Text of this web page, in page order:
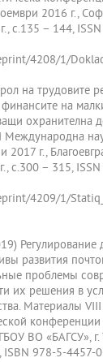
2016 г.,
с.135 – 144,
4208/1/
на трудовите
на
охранителна
Международна
г.,
с.300 – 315,
4209/1/
Регулирование
развития
проблемы
их решения в
Материалы
ВО «БАГСУ», г.
978-5-4457-